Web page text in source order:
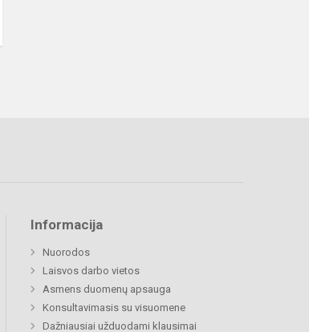
Informacija
Nuorodos
Laisvos darbo vietos
Asmens duomenų apsauga
Konsultavimasis su visuomene
Dažniausiai užduodami klausimai